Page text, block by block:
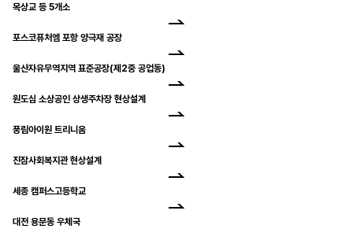
목상교 등 5개소
포스코퓨처엠 포항 양극재 공장
울산자유무역지역 표준공장(제2중 공업동)
원도심 소상공인 상생주차장 현상설계
풍림아이원 트리니움
진잠사회복지관 현상설계
세종 캠퍼스고등학교
대전 용문동 우체국